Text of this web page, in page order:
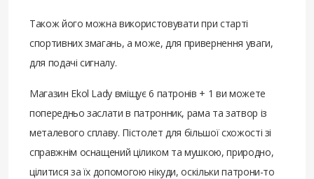
Також його можна використовувати при старті
спортивних змагань, а може, для привернення уваги,
для подачі сигналу.
Магазин Ekol Lady вміщує 6 патронів + 1 ви можете
попередньо заслати в патронник, рама та затвор із
металевого сплаву. Пістолет для більшої схожості зі
справжнім оснащений ціликом та мушкою, природно,
цілитися за їх допомогою нікуди, оскільки патрони-то